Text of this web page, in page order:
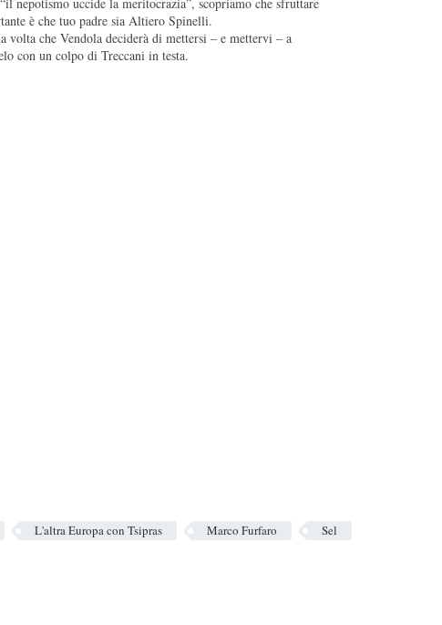
è che tuo padre sia Altiero Spinelli.
che Vendola deciderà di mettersi – e mettervi – a
con un colpo di Treccani in testa.
L'altra Europa con Tsipras Marco Furfaro Sel